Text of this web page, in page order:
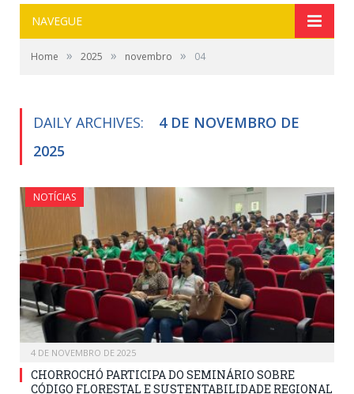
NAVEGUE
Home » 2025 » novembro » 04
DAILY ARCHIVES:
4 DE NOVEMBRO DE
2025
NOTÍCIAS
4 DE NOVEMBRO DE 2025
CHORROCHÓ PARTICIPA DO SEMINÁRIO SOBRE
CÓDIGO FLORESTAL E SUSTENTABILIDADE REGIONAL